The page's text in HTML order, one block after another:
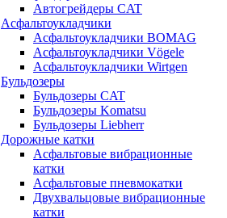
Автогрейдеры CAT
Асфальтоукладчики
Асфальтоукладчики BOMAG
Асфальтоукладчики Vögele
Асфальтоукладчики Wirtgen
Бульдозеры
Бульдозеры CAT
Бульдозеры Komatsu
Бульдозеры Liebherr
Дорожные катки
Асфальтовые вибрационные
катки
Асфальтовые пневмокатки
Двухвальцовые вибрационные
катки